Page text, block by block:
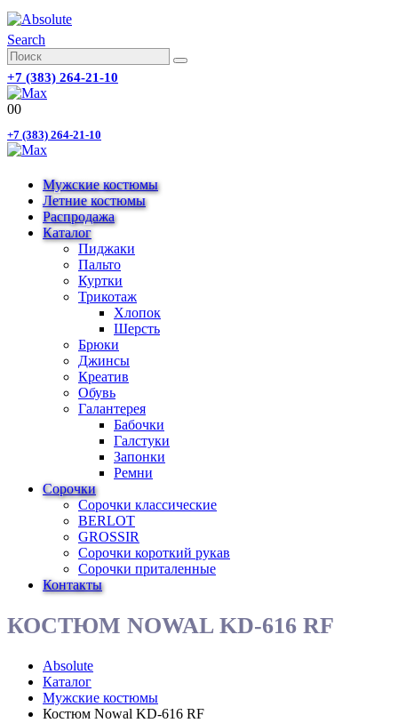
Search
+7 (383) 264-21-10
00
+7 (383) 264-21-10
Мужские костюмы
Летние костюмы
Распродажа
Каталог
Пиджаки
Пальто
Куртки
Трикотаж
Хлопок
Шерсть
Брюки
Джинсы
Креатив
Обувь
Галантерея
Бабочки
Галстуки
Запонки
Ремни
Сорочки
Сорочки классические
BERLOT
GROSSIR
Сорочки короткий рукав
Сорочки приталенные
Контакты
КОСТЮМ NOWAL KD-616 RF
Absolute
Каталог
Мужские костюмы
Костюм Nowal KD-616 RF